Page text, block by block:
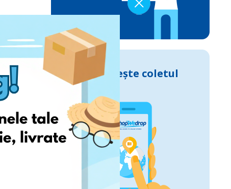
Urmărește coletul